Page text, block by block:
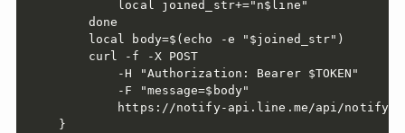
        local joined_str+="n$line"
    done
    local body=$(echo -e "$joined_str")
    curl -f -X POST
        -H "Authorization: Bearer $TOKEN"
        -F "message=$body"
        https://notify-api.line.me/api/notify
}